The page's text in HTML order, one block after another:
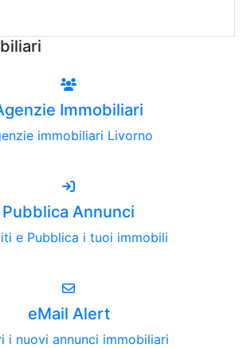
Immobiliari
immobiliari Livorno
Pubblica Annunci
e Pubblica i tuoi immobili
eMail Alert
i nuovi annunci immobiliari